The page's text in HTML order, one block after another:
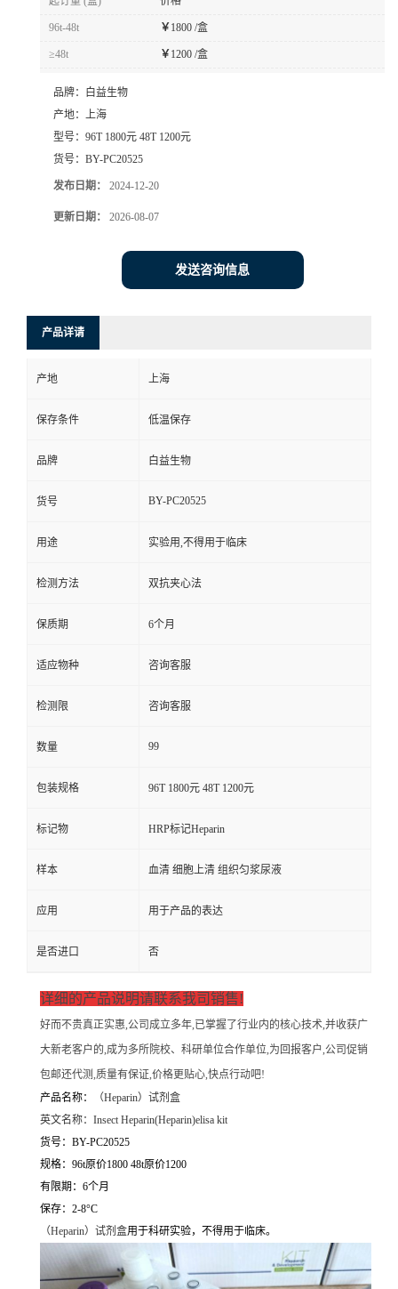
96t-48t ￥ 1800 /盒
≥48t ￥ 1200 /盒
品牌：
白益生物
产地： 上海
型号： 96T 1800元 48T 1200元
货号： BY-PC20525
发布日期： 2024-12-20
更新日期： 2026-08-07
发送咨询信息
产品详请
产地 上海
保存条件 低温保存
品牌 白益生物
货号 BY-PC20525
用途 实验用,不得用于临床
检测方法 双抗夹心法
保质期 6个月
适应物种 咨询客服
检测限 咨询客服
数量 99
包装规格 96T 1800元 48T 1200元
标记物 HRP标记Heparin
样本 血清 细胞上清 组织匀浆尿液
应用 用于产品的表达
是否进口 否
详细的产品说明请联系我司销售!
好而不贵真正实惠,公司成立多年,已掌握了行业内的核心技术,并收获广
大新老客户的,成为多所院校、科研单位合作单位,为回报客户,公司促销
包邮还代测,质量有保证,价格更贴心,快点行动吧!
产品名称：
（Heparin）试剂盒
英文名称： Insect Heparin(Heparin)elisa kit
货号：BY-PC20525
规格：96t原价1800 48t原价1200
有限期：6个月
保存：2-8°C
（Heparin）试剂盒用于科研实验，不得用于临床。